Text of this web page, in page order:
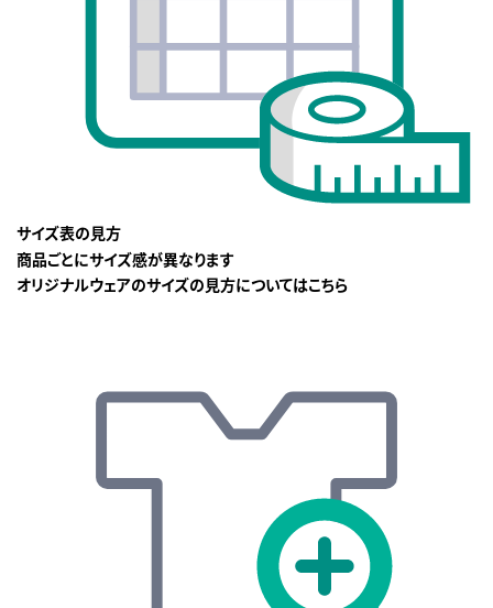
サイズ表の見方
商品ごとにサイズ感が異なります
オリジナルウェアのサイズの見方についてはこちら